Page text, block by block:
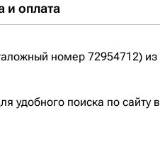
и оплата
номер 72954712) из
поиска по сайту